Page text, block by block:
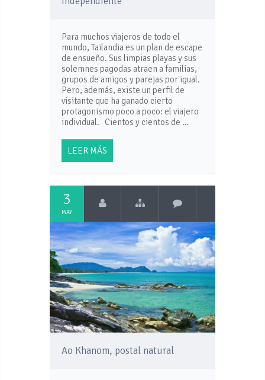
Para muchos viajeros de todo el
mundo, Tailandia es un plan de escape
de ensueño. Sus limpias playas y sus
solemnes pagodas atraen a familias,
grupos de amigos y parejas por igual.
Pero, además, existe un perfil de
visitante que ha ganado cierto
protagonismo poco a poco: el viajero
individual. Cientos y cientos de …
LEER MÁS
3
MAY
Ao Khanom, postal natural